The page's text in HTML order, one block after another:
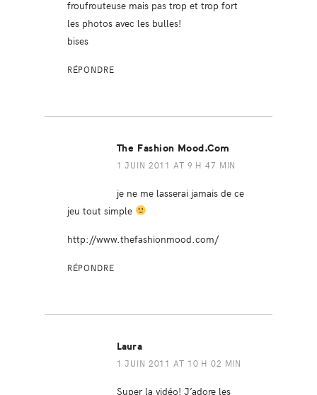
froufrouteuse mais pas trop et trop fort
les photos avec les bulles!
bises
RÉPONDRE
The Fashion Mood.com
1 JUIN 2011 AT 9 H 47 MIN
je ne me lasserai jamais de ce
jeu tout simple
http://www.thefashionmood.com/
RÉPONDRE
Laura
1 JUIN 2011 AT 10 H 02 MIN
Super la vidéo! J’adore les